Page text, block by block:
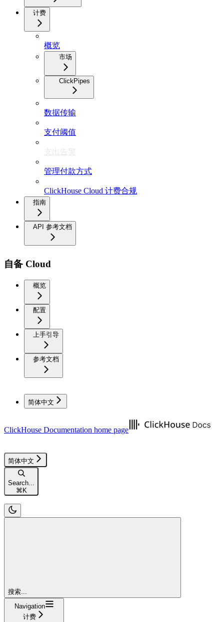
计费
概览
市场
ClickPipes
数据传输
支付阈值
支出告警
管理付款方式
ClickHouse Cloud 计费合规
指南
API 参考文档
自备 Cloud
概览
配置
上手引导
参考文档
简体中文
ClickHouse Documentation home page
简体中文
Search...
⌘ K
搜索...
Navigation
计费